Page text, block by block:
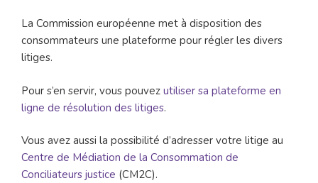
La Commission européenne met à disposition des
consommateurs une plateforme pour régler les divers
litiges.
Pour s’en servir, vous pouvez utiliser sa plateforme en
ligne de résolution des litiges.
Vous avez aussi la possibilité d’adresser votre litige au
Centre de Médiation de la Consommation de
Conciliateurs justice (CM2C).